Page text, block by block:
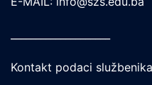
Kontakt podaci